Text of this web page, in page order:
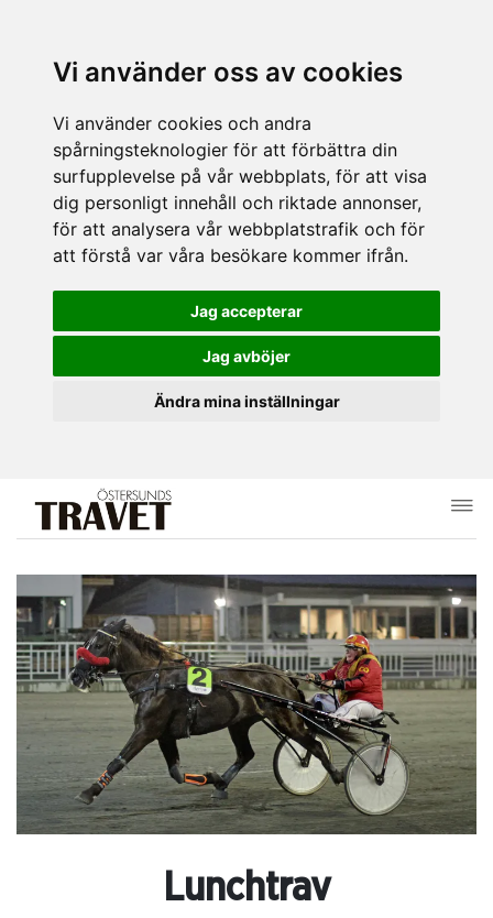
Vi använder oss av cookies
Vi använder cookies och andra
spårningsteknologier för att förbättra din
surfupplevelse på vår webbplats, för att visa
dig personligt innehåll och riktade annonser,
för att analysera vår webbplatstrafik och för
att förstå var våra besökare kommer ifrån.
Jag accepterar
Jag avböjer
Ändra mina inställningar
Lunchtrav